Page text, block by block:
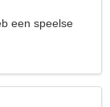
een speelse